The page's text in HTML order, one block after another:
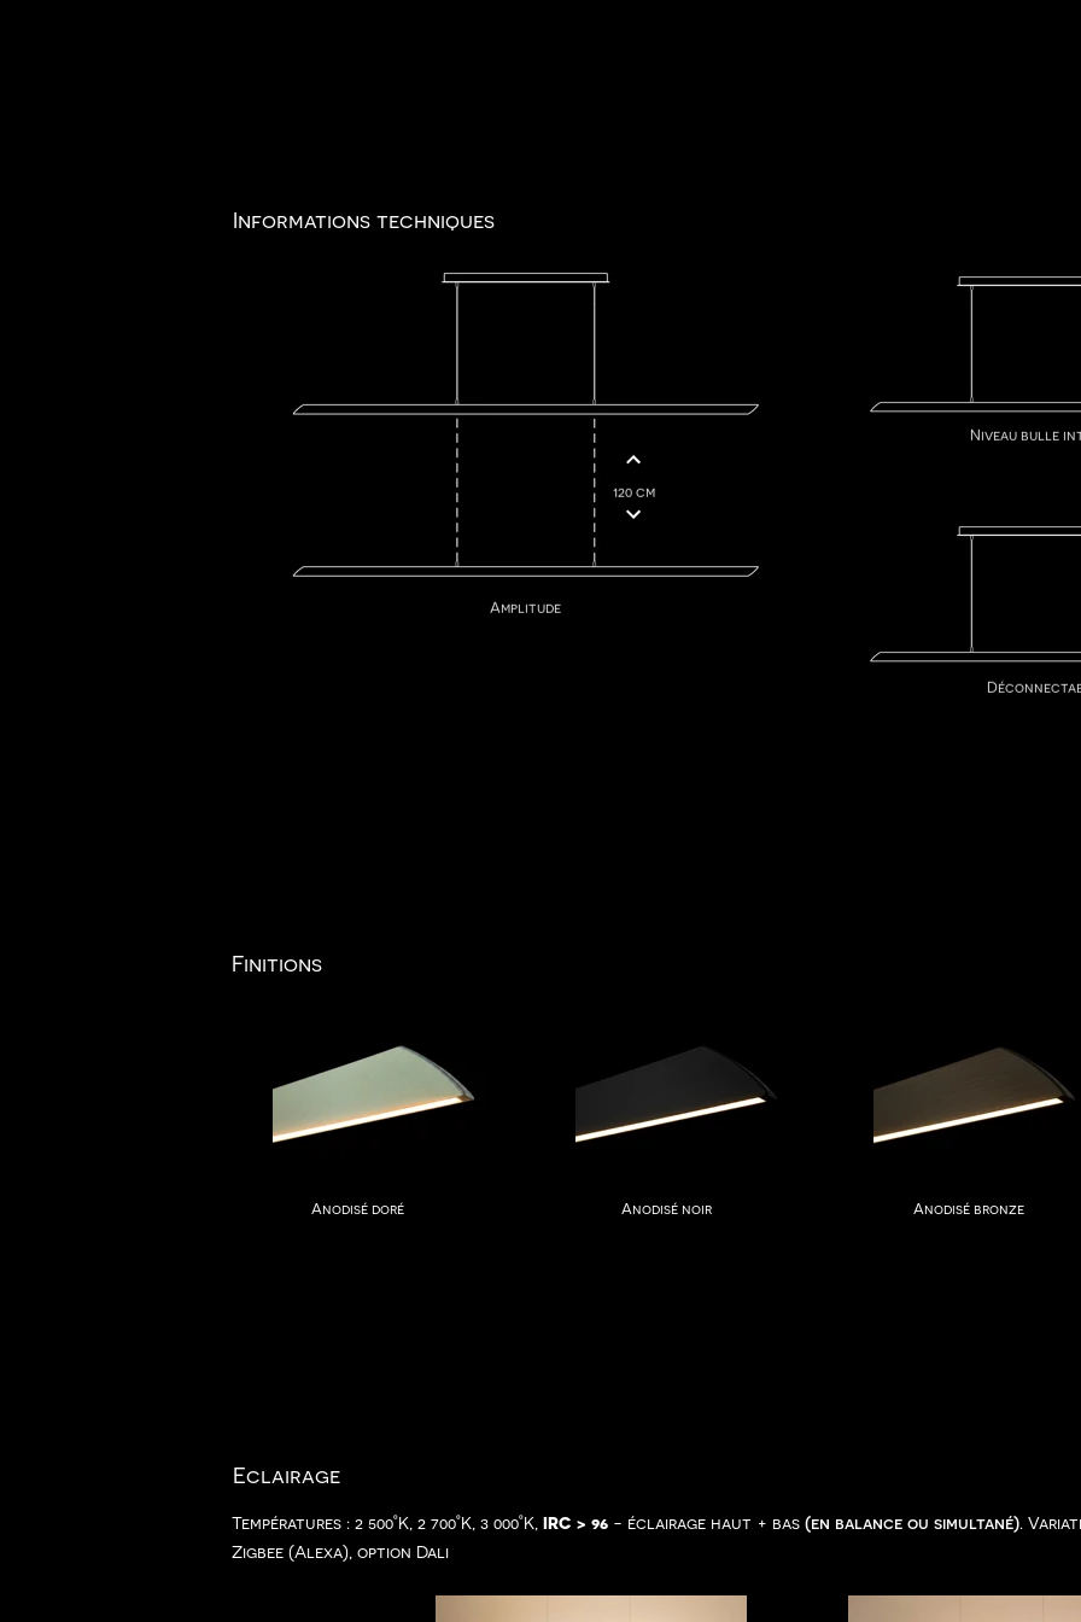
Informations techniques
120 cm
Amplitude
Niveau bulle
Finitions
Anodisé doré Anodisé noir Anodisé bronze
Eclairage
Températures : 2 500°K, 2 700°K, 3 000°K, IRC > 96 - éclairage haut + bas (en balance ou simultané).
Zigbee (Alexa), option Dali